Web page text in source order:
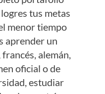
tus metas
menor tiempo
aprender un
alemán,
oficial o de
estudiar